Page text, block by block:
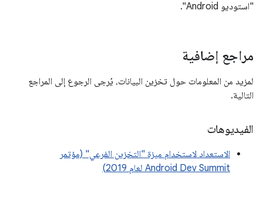
"استوديو Android".
مراجع إضافية
لمزيد من المعلومات حول تخزين البيانات، يُرجى الرجوع إلى المراجع
التالية.
الفيديوهات
الاستعداد لاستخدام ميزة "التخزين الفرعي" (مؤتمر
Android Dev Summit لعام 2019)